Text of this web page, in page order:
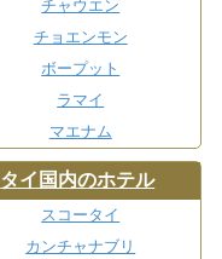
チャウエン
チョエンモン
ボープット
ラマイ
マエナム
タイ国内のホテル
スコータイ
カンチャナブリ